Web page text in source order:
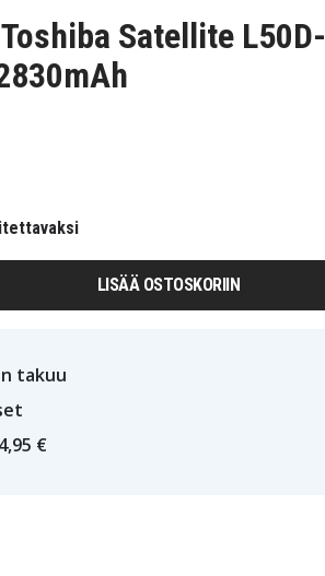
Satellite L50D-
LISÄÄ OSTOSKORIIN
takuu
€